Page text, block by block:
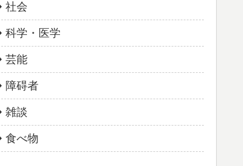
社会
科学・医学
芸能
障碍者
雑談
食べ物